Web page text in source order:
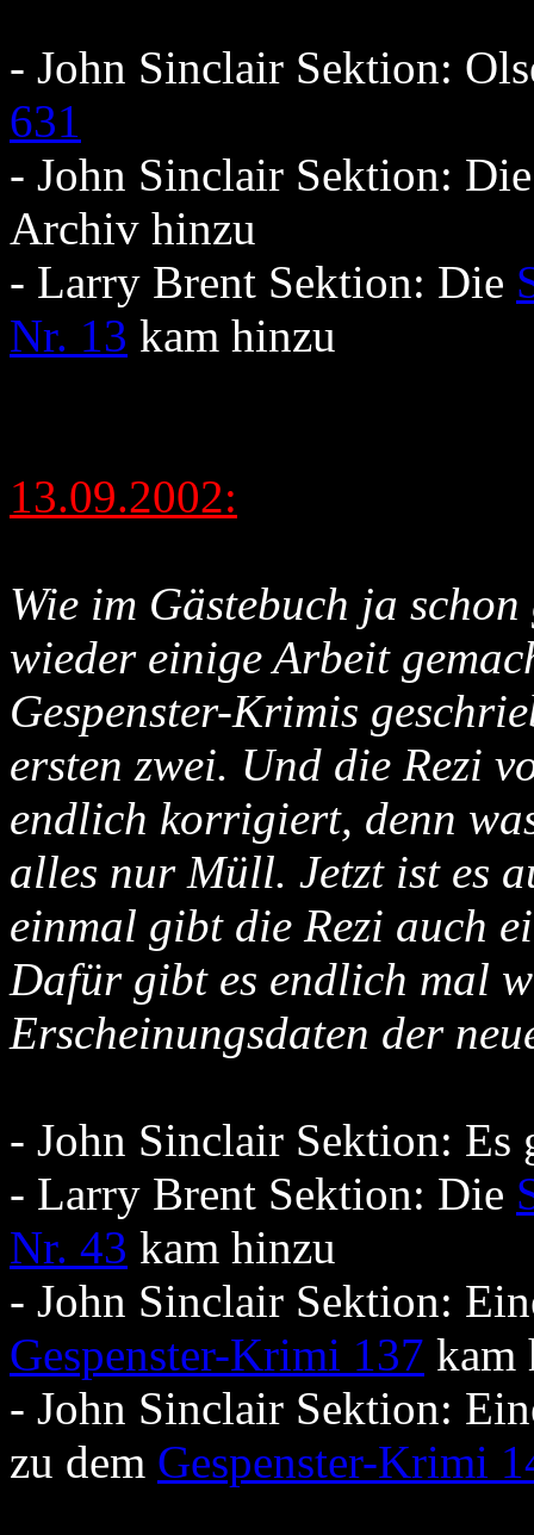
- John Sinclair Sektion:
631
- John Sinclair Sektion:
Archiv hinzu
- Larry Brent Sektion: Die
Nr. 13 kam hinzu
13.09.2002:
Wie im Gästebuch ja
wieder einige Arbeit
Gespenster-Krimis
ersten zwei. Und die Rezi
endlich korrigiert, denn
alles nur Müll. Jetzt ist es
einmal gibt die Rezi auch
Dafür gibt es endlich mal
Erscheinungsdaten der
- John Sinclair Sektion: Es
- Larry Brent Sektion: Die
Nr. 43 kam hinzu
- John Sinclair Sektion:
Gespenster-Krimi 137 kam
- John Sinclair Sektion:
zu dem Gespenster-Krimi